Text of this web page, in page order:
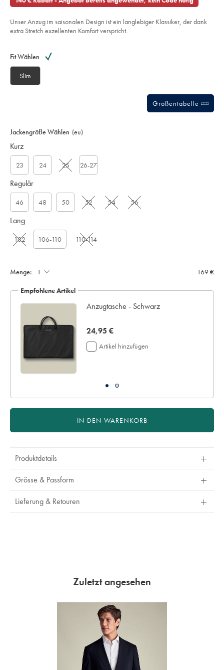
-
sourceCode=dmdefault
€
Unser Anzug im saisonalen Design ist ein langlebiger Klassiker, der dank
extra Stretch exzellenten Komfort verspricht.
Actions
cart
Fit Wählen
Slim
Größentabelle
Jackengröße Wählen (eu)
Kurz
23 24 25 26-27
Regulär
46 48 50 52 54 56
Lang
102 106-110 110-114
Menge: 169 €
Empfohlene Artikel
Anzugtasche - Schwarz
now
24,95
€
24,95 €
Artikel hinzufügen
IN DEN WARENKORB
Produktdetails
Grösse & Passform
Lieferung & Retouren
Zuletzt angesehen